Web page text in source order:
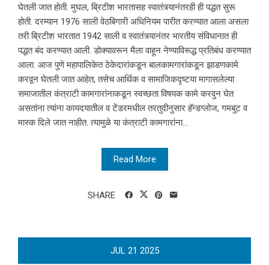
घेतली जात होती. मुघल, ब्रिटीश भारतासह स्वातंत्र्यानंतरही ही पद्धत सुरू
होती. दरम्यान 1976 साली वेठबिगारी अधिनियम पारीत करण्यात आला असला
तरी ब्रिटीश भारतात 1942 साली व स्वातंत्र्यानंतर भारतीय संविधानात ही
पद्धत बंद करण्यात आली. डोक्यावरून मैला वाहून नेण्याविरूद्ध प्रतिबंध करण्यात
आला. आज पुणे महापालिकेत ठेकेदारांकडून बालकामगारांकडून झाडणकामे
करवून घेतली जात आहेत, तसेच आर्थिक व सामाजिकदृष्टया मागासलेल्या
समाजातील कंत्राटी कामगारांनाकडून स्वच्छता विषयक कामे करवुन घेत
असतांना त्यांना कायदयातील व टेंडरमधील तरतुदीनुसार हॅन्डग्लोज, गमबुट व
मास्क दिले जात नाहीत. त्यामुळे या कंत्राटी कामगारांना...
Read More
SHARE
JUL 21 2025